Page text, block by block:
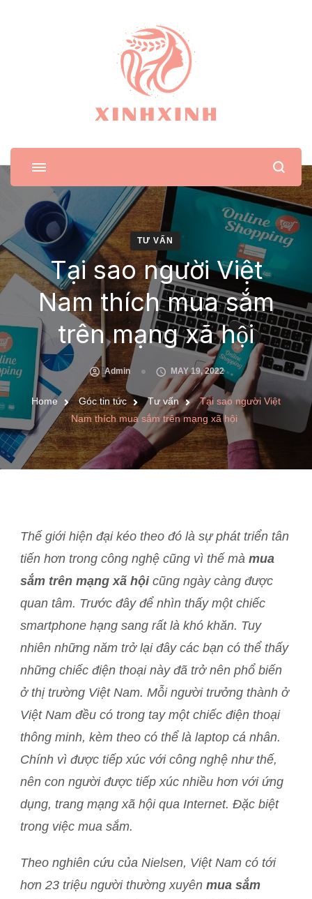
XinhXinh
Trang tin tức cho phái đẹp
TƯ VẤN
Tại sao người Việt
Nam thích mua sắm
trên mạng xã hội
Admin MAY 19, 2022
Home Góc tin tức Tư vấn
Tại sao người Việt
Nam thích mua sắm trên mạng xã hội
Thế giới hiện đại kéo theo đó là sự phát triển tân
tiến hơn trong công nghệ cũng vì thế mà mua
sắm trên mạng xã hộicũng ngày càng được
quan tâm. Trước đây để nhìn thấy một chiếc
smartphone hạng sang rất là khó khăn. Tuy
nhiên những năm trở lại đây các bạn có thể thấy
những chiếc điện thoại này đã trở nên phổ biến
ở thị trường Việt Nam. Mỗi người trưởng thành ở
Việt Nam đều có trong tay một chiếc điện thoại
thông minh, kèm theo có thể là laptop cá nhân.
Chính vì được tiếp xúc với công nghệ như thế,
nên con người được tiếp xúc nhiều hơn với ứng
dụng, trang mạng xã hội qua Internet. Đặc biệt
trong việc mua sắm.
Theo nghiên cứu của Nielsen, Việt Nam có tới
hơn 23 triệu người thường xuyên mua sắm